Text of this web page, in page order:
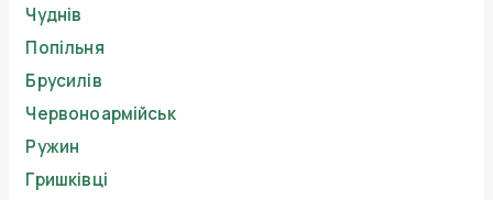
Чуднів
Попільня
Брусилів
Червоноармійськ
Ружин
Гришківці